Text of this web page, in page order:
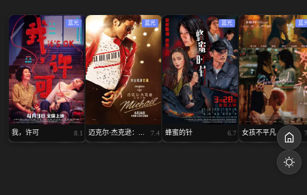
蓝光
我，许可 8.1
蓝光
迈克尔·杰克逊：... 7.4
蓝光
蜂蜜的针 6.7
蓝
女孩不平凡